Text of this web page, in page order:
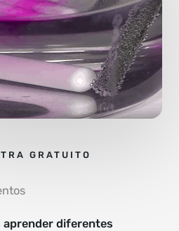
GRATUITO
aprender diferentes